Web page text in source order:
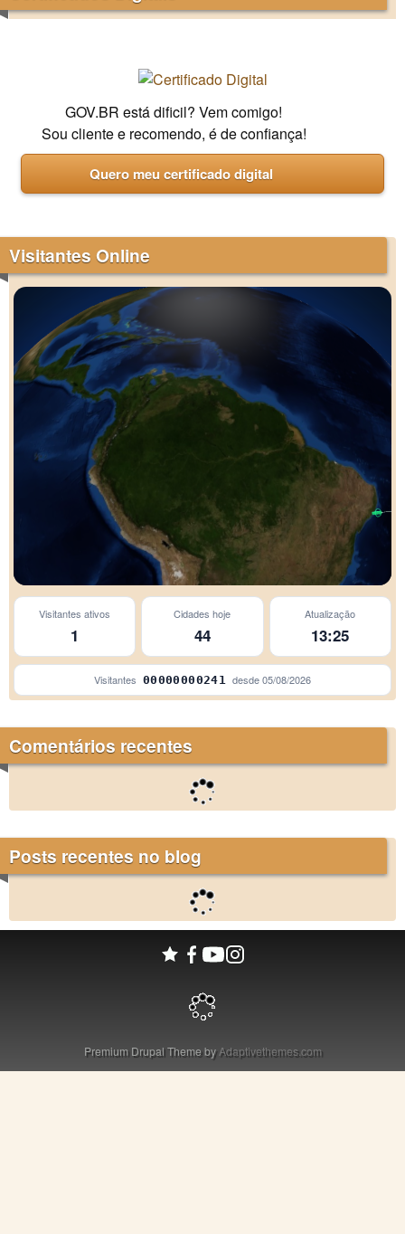
GOV.BR está dificil? Vem comigo!
Sou cliente e recomendo, é de confiança!
Quero meu certificado digital
Visitantes Online
Visitantes ativos
1
Cidades hoje
44
Atualização
13:25
Visitantes 00000000241 desde05/08/2026
Comentários recentes
Posts recentes no blog
Premium Drupal Theme byAdaptivethemes.com